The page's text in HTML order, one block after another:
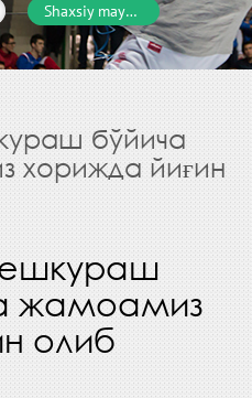
Shaxsiy maydon
бўйича
хорижда йиғин
жамоамиз
олиб